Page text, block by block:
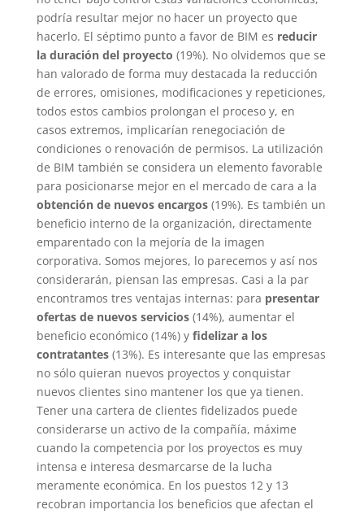
podría resultar mejor no hacer un proyecto que
hacerlo. El séptimo punto a favor de BIM es reducir
la duración del proyecto (19%). No olvidemos que se
han valorado de forma muy destacada la reducción
de errores, omisiones, modificaciones y repeticiones,
todos estos cambios prolongan el proceso y, en
casos extremos, implicarían renegociación de
condiciones o renovación de permisos. La utilización
de BIM también se considera un elemento favorable
para posicionarse mejor en el mercado de cara a la
obtención de nuevos encargos(19%). Es también un
beneficio interno de la organización, directamente
emparentado con la mejoría de la imagen
corporativa. Somos mejores, lo parecemos y así nos
considerarán, piensan las empresas. Casi a la par
encontramos tres ventajas internas: para presentar
ofertas de nuevos servicios(14%), aumentar el
beneficio económico (14%) y fidelizar a los
contratantes(13%). Es interesante que las empresas
no sólo quieran nuevos proyectos y conquistar
nuevos clientes sino mantener los que ya tienen.
Tener una cartera de clientes fidelizados puede
considerarse un activo de la compañía, máxime
cuando la competencia por los proyectos es muy
intensa e interesa desmarcarse de la lucha
meramente económica. En los puestos 12 y 13
recobran importancia los beneficios que afectan el